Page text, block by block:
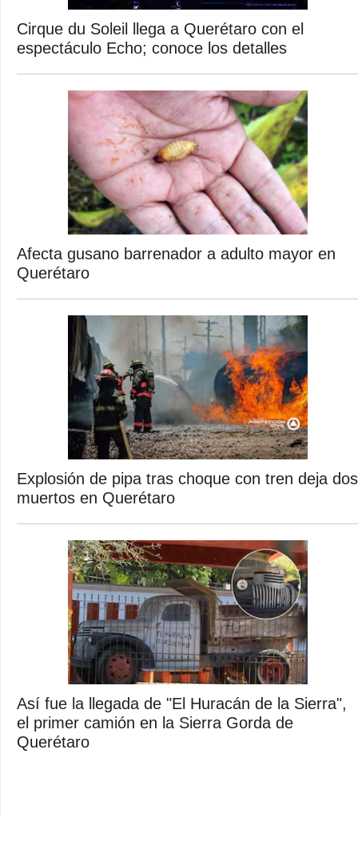
Cirque du Soleil llega a Querétaro con el
espectáculo Echo; conoce los detalles
Afecta gusano barrenador a adulto mayor en
Querétaro
Explosión de pipa tras choque con tren deja dos
muertos en Querétaro
Así fue la llegada de "El Huracán de la Sierra",
el primer camión en la Sierra Gorda de
Querétaro